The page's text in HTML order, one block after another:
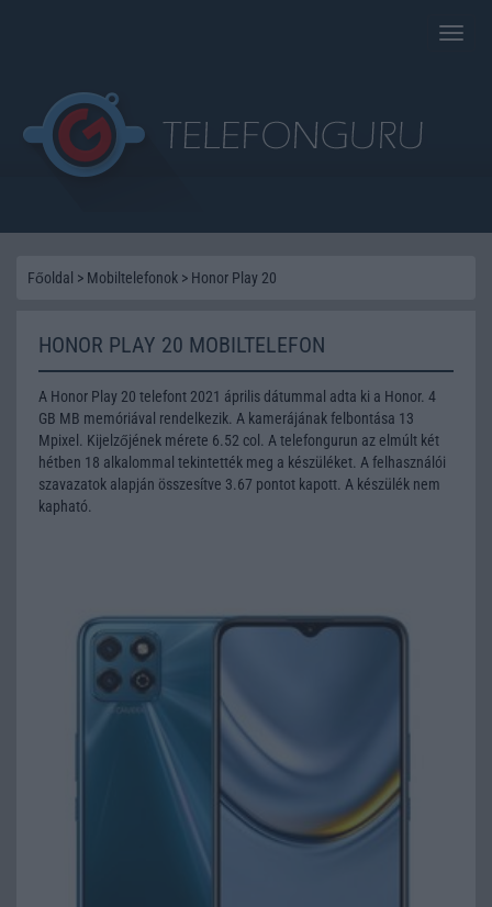
Toggle
Főoldal > Mobiltelefonok > Honor Play 20
HONOR PLAY 20 MOBILTELEFON
A Honor Play 20 telefont 2021 április dátummal adta ki a Honor. 4
GB MB memóriával rendelkezik. A kamerájának felbontása 13
Mpixel. Kijelzőjének mérete 6.52 col. A telefongurun az elmúlt két
hétben 18 alkalommal tekintették meg a készüléket. A felhasználói
szavazatok alapján összesítve 3.67 pontot kapott. A készülék nem
kapható.